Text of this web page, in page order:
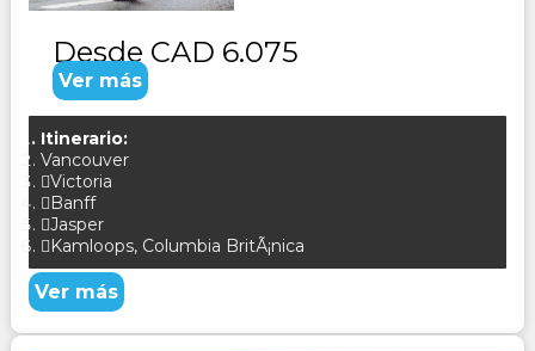
Desde CAD 6.075
Ver más
Itinerario:
Vancouver
Victoria
Banff
Jasper
Kamloops, Columbia BritÃ¡nica
Ver más